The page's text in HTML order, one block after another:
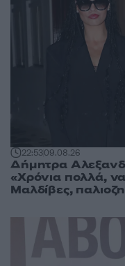
22:5309.08.26
Δήμητρα
«Χρόνια πολλά, να
Μαλδίβες,